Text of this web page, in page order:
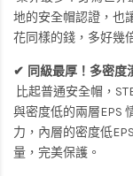
地的安全帽認證，也
花同樣的錢，多好幾
✔ 同級最厚！多密度
比起普通安全帽，
與密度低的兩層EPS
力，內層的密度低
量，完美保護。